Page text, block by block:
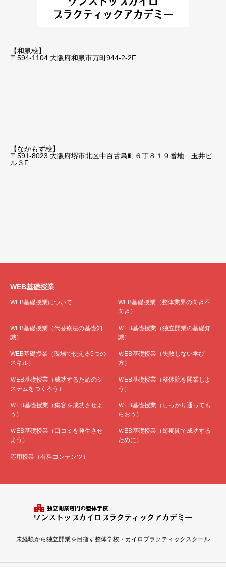
【和泉校】
〒594-1104 大阪府和泉市万町944-2-2F
【なかもず校】
〒591-8023 大阪府堺市北区中百舌鳥町６丁８１９番地 玉井ビ
ル３F
WEB基礎授業
WEB基礎授業について
WEB基礎授業（整体業界の向き不
向き）
WEB基礎授業（代替療法の基礎知
識）
ＷEB基礎授業（独立開業の基礎知
識）
WEB基礎授業（現場で使える5つの
スキル）
ＷEB基礎授業（失敗しない学び
方）
ＷEB基礎授業（成功するためのシ
ステムをつくろう）
ＷEB基礎授業（整体院を開業しよ
う）
ＷEB基礎授業（集客を成功させよ
う）
ＷEB基礎授業（しっかり通っても
らおう）
ＷEB基礎授業（口コミを発生させ
よう）
ＷEB基礎授業（短期間で成功する
ために）
応用授業（有料コンテンツ）
未経験から独立開業を目指す整体学校・カイロプラクティックスクール